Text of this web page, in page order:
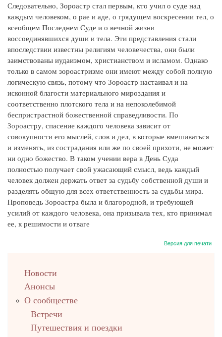
Следовательно, Зороастр стал первым, кто учил о суде над
каждым человеком, о рае и аде, о грядущем воскресении тел, о
всеобщем Последнем Суде и о вечной жизни
воссоединявшихся души и тела. Эти представления стали
впоследствии известны религиям человечества, они были
заимствованы иудаизмом, христианством и исламом. Однако
только в самом зороастризме они имеют между собой полную
логическую связь, потому что Зороастр настаивал и на
исконной благости материального мироздания и
соответственно плотского тела и на непоколебимой
беспристрастной божественной справедливости. По
Зороастру, спасение каждого человека зависит от
совокупности его мыслей, слов и дел, в которые вмешиваться
и изменять, из сострадания или же по своей прихоти, не может
ни одно божество. В таком учении вера в День Суда
полностью получает свой ужасающий смысл, ведь каждый
человек должен держать ответ за судьбу собственной души и
разделять общую для всех ответственность за судьбы мира.
Проповедь Зороастра была и благородной, и требующей
усилий от каждого человека, она призывала тех, кто принимал
ее, к решимости и отваге
Версия для печати
upНовости
Анонсы
О сообществе
Встречи
Путешествия и поездки